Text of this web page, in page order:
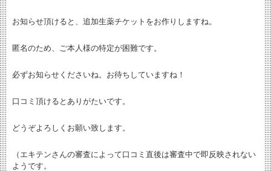
お知らせ頂けると、追加生薬チケットをお作りしますね。
匿名のため、ご本人様の特定が困難です。
必ずお知らせくださいね。お待ちしていますね！
口コミ頂けるとありがたいです。
どうぞよろしくお願い致します。
（エキテンさんの審査によって口コミ直後は審査中で即反映されない
ようです。